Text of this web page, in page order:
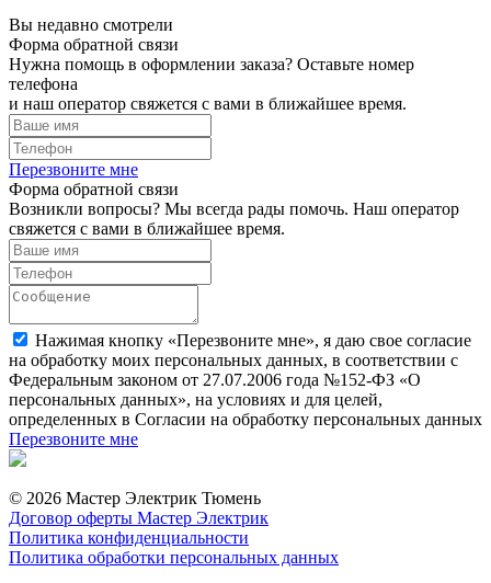
Вы недавно смотрели
Форма обратной связи
Нужна помощь в оформлении заказа? Оставьте номер
телефона
и наш оператор свяжется с вами в ближайшее время.
Перезвоните мне
Форма обратной связи
Возникли вопросы? Мы всегда рады помочь. Наш оператор
свяжется с вами в ближайшее время.
Нажимая кнопку «Перезвоните мне», я даю свое согласие
на обработку моих персональных данных, в соответствии с
Федеральным законом от 27.07.2006 года №152-ФЗ «О
персональных данных», на условиях и для целей,
определенных в Согласии на обработку персональных данных
Перезвоните мне
© 2026 Мастер Электрик Тюмень
Договор оферты Мастер Электрик
Политика конфиденциальности
Политика обработки персональных данных